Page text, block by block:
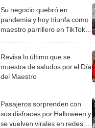
Su negocio quebró en
pandemia y hoy triunfa como
maestro parrillero en TikTok
Revisa lo último que se
muestra de saludos por el Día
del Maestro
Pasajeros sorprenden con
sus disfraces por Halloween y
se vuelven virales en redes: